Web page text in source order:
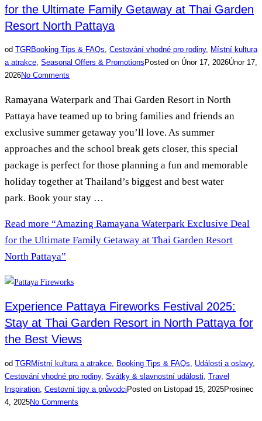
for the Ultimate Family Getaway at Thai Garden
Resort North Pattaya
od TGRBooking Tips & FAQs, Cestování vhodné pro rodiny, Místní kultura
a atrakce, Seasonal Offers & Promotions Posted on Únor 17, 2026Únor 17,
2026No Comments
Ramayana Waterpark and Thai Garden Resort in North
Pattaya have teamed up to bring families and friends an
exclusive summer getaway you’ll love. As summer
approaches and the school break gets closer, this special
package is perfect for those planning a fun and memorable
holiday together at Thailand’s biggest and best water
park. Book your stay …
Read more “Amazing Ramayana Waterpark Exclusive Deal
for the Ultimate Family Getaway at Thai Garden Resort
North Pattaya”
Experience Pattaya Fireworks Festival 2025:
Stay at Thai Garden Resort in North Pattaya for
the Best Views
od TGRMístní kultura a atrakce, Booking Tips & FAQs, Události a oslavy,
Cestování vhodné pro rodiny, Svátky & slavnostní události, Travel
Inspiration, Cestovní tipy a průvodci Posted on Listopad 15, 2025Prosinec
4, 2025No Comments